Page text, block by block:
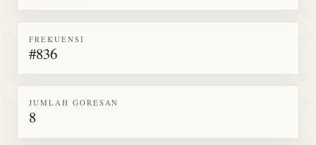
FREKUENSI
#836
JUMLAH GORESAN
8